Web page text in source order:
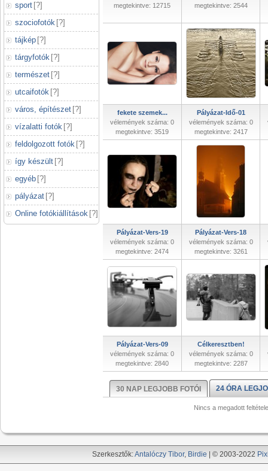
sport [?]
szociofotók [?]
tájkép [?]
tárgyfotók [?]
természet [?]
utcaifotók [?]
város, építészet [?]
vízalatti fotók [?]
feldolgozott fotók [?]
így készült [?]
egyéb [?]
pályázat [?]
Online fotókiállítások [?]
megtekintve: 12715
megtekintve: 2544
fekete szemek...
vélemények száma: 0
megtekintve: 3519
Pályázat-Idő-01
vélemények száma: 0
megtekintve: 2417
Pályázat-Vers-19
vélemények száma: 0
megtekintve: 2474
Pályázat-Vers-18
vélemények száma: 0
megtekintve: 3261
Pályázat-Vers-09
vélemények száma: 0
megtekintve: 2840
Célkeresztben!
vélemények száma: 0
megtekintve: 2287
30 NAP LEGJOBB FOTÓI 24 ÓRA
Nincs a megadott
Szerkesztők:Antalóczy Tibor, Birdie | © 2003-2022